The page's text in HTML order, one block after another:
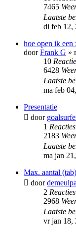
7465
Laatste
di feb 12,
hoe open ik een
doorFrank G »
10
6428
Laatste
ma feb
Presentatie
door
1 Reacties
2183
Laatste
ma jan
Max. aantal
doordemeulpa
2 Reacties
2968
Laatste
vr jan 18,